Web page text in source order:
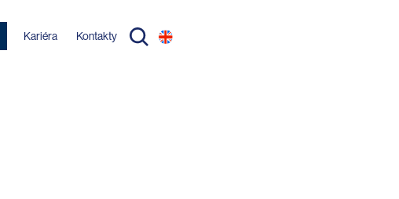
Kariéra Kontakty